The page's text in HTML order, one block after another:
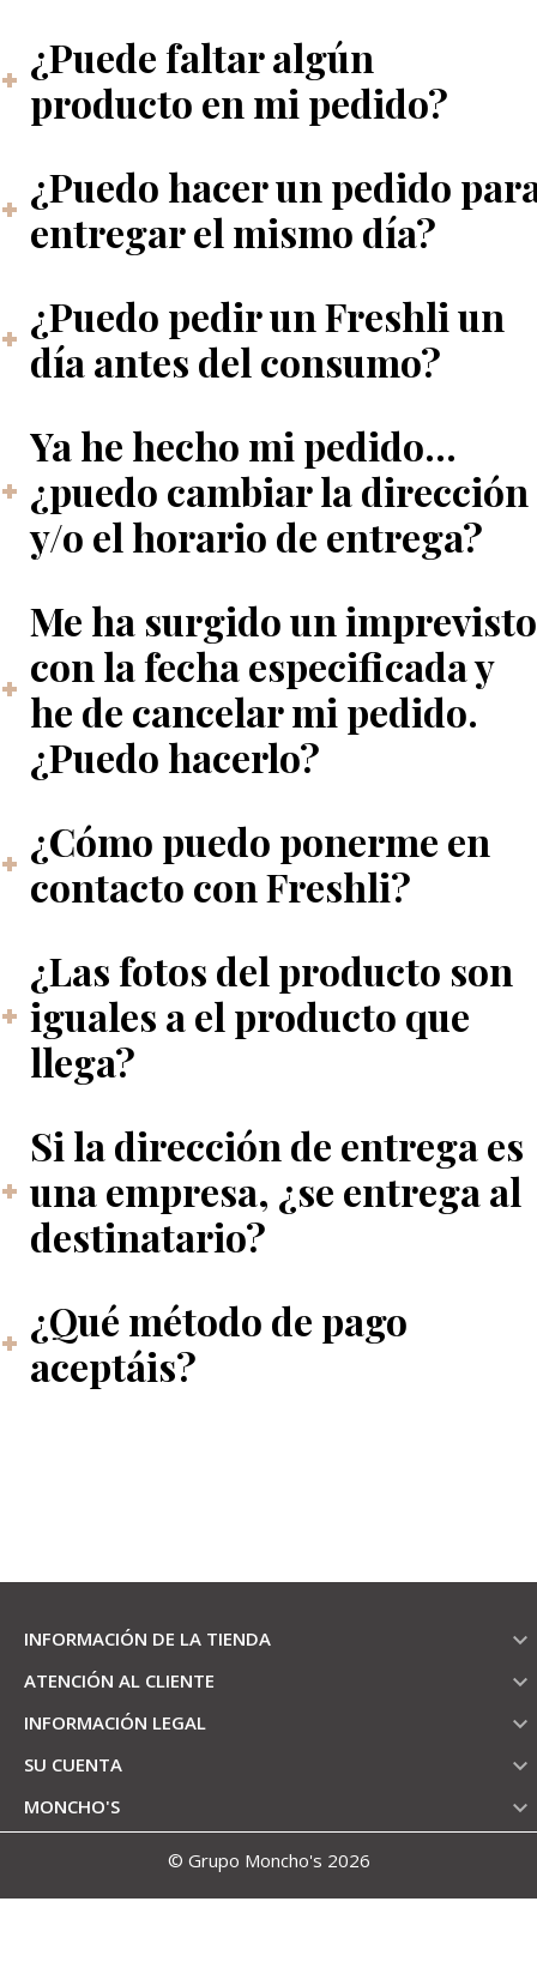
¿Puede faltar algún
producto en mi pedido?
¿Puedo hacer un pedido
entregar el mismo día?
¿Puedo pedir un Freshli un
día antes del consumo?
Ya he hecho mi pedido...
¿puedo cambiar la dirección
y/o el horario de entrega?
Me ha surgido un imprevisto
con la fecha especificada y
he de cancelar mi pedido.
¿Puedo hacerlo?
¿Cómo puedo ponerme en
contacto con Freshli?
¿Las fotos del producto son
iguales a el producto que
llega?
Si la dirección de entrega es
una empresa, ¿se entrega al
destinatario?
¿Qué método de pago
aceptáis?
INFORMACIÓN DE LA TIENDA 
ATENCIÓN AL CLIENTE 
INFORMACIÓN LEGAL 
SU CUENTA 
MONCHO'S 
© Grupo Moncho's 2026